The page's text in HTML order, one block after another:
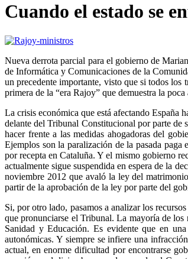
Cuando el estado se
Nueva derrota parcial para el gobierno de
de Informática y Comunicaciones de la
un precedente importante, visto que si todos los
primera de la “era Rajoy” que demuestra la
La crisis económica que está afectando España
delante del Tribunal Constitucional por parte de
hacer frente a las medidas ahogadoras del
Ejemplos son la paralización de la pasada
por recepta en Cataluña. Y el mismo gobierno
actualmente sigue suspendida en espera de la
noviembre 2012 que avaló la ley del
partir de la aprobación de la ley por parte del
Si, por otro lado, pasamos a analizar los
que pronunciarse el Tribunal. La mayoría de los
Sanidad y Educación. Es evidente que en
autonómicas. Y siempre se infiere una
actual, en enorme dificultad por encontrarse